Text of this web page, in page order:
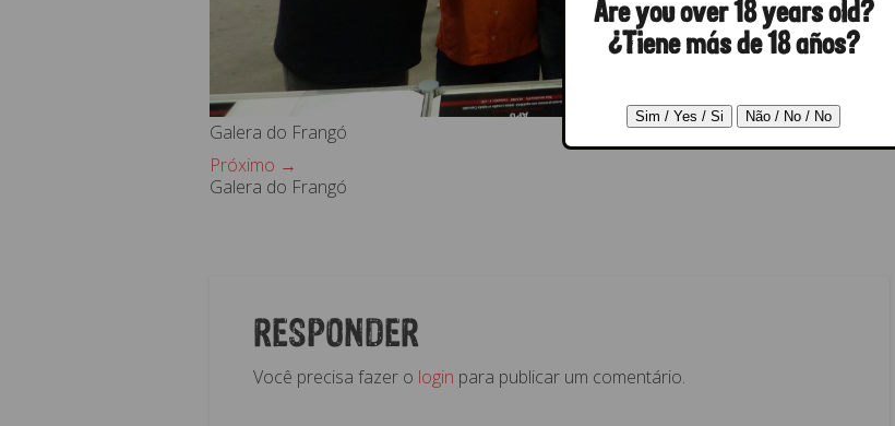
Galera do Frangó
Próximo →
Galera do Frangó
RESPONDER
Você precisa fazer o login para publicar um comentário.
Are you over 18 years old?
¿Tiene más de 18 años?